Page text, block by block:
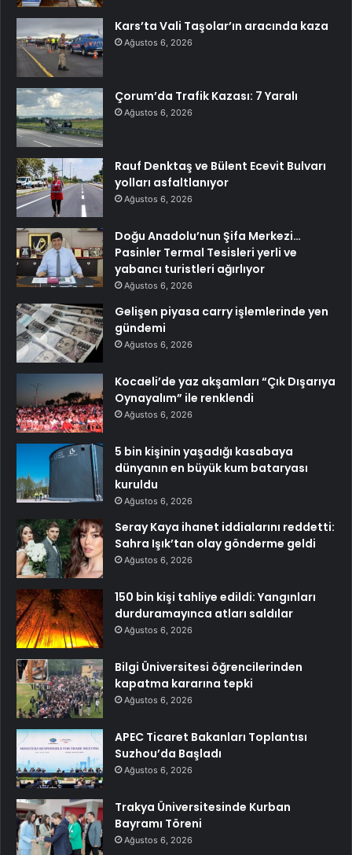
Kars’ta Vali Taşolar’ın aracında kaza
Ağustos 6, 2026
Çorum’da Trafik Kazası: 7 Yaralı
Ağustos 6, 2026
Rauf Denktaş ve Bülent Ecevit Bulvarı
yolları asfaltlanıyor
Ağustos 6, 2026
Doğu Anadolu’nun Şifa Merkezi…
Pasinler Termal Tesisleri yerli ve
yabancı turistleri ağırlıyor
Ağustos 6, 2026
Gelişen piyasa carry işlemlerinde yen
gündemi
Ağustos 6, 2026
Kocaeli’de yaz akşamları “Çık Dışarıya
Oynayalım” ile renklendi
Ağustos 6, 2026
5 bin kişinin yaşadığı kasabaya
dünyanın en büyük kum bataryası
kuruldu
Ağustos 6, 2026
Seray Kaya ihanet iddialarını reddetti:
Sahra Işık’tan olay gönderme geldi
Ağustos 6, 2026
150 bin kişi tahliye edildi: Yangınları
durduramayınca atları saldılar
Ağustos 6, 2026
Bilgi Üniversitesi öğrencilerinden
kapatma kararına tepki
Ağustos 6, 2026
APEC Ticaret Bakanları Toplantısı
Suzhou’da Başladı
Ağustos 6, 2026
Trakya Üniversitesinde Kurban
Bayramı Töreni
Ağustos 6, 2026